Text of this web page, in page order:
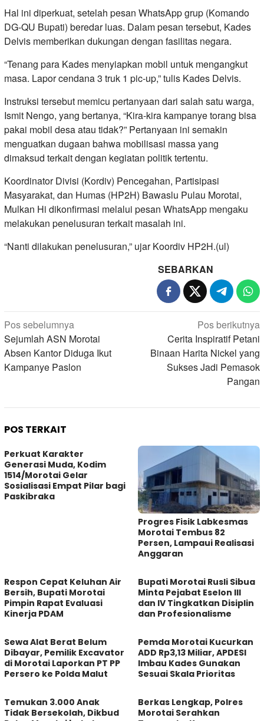
Hal ini diperkuat, setelah pesan WhatsApp grup (Komando
DG-QU Bupati) beredar luas. Dalam pesan tersebut, Kades
Delvis memberikan dukungan dengan fasilitas negara.
“Tenang para Kades menyiapkan mobil untuk mengangkut
masa. Lapor cendana 3 truk 1 pic-up,” tulis Kades Delvis.
Instruksi tersebut memicu pertanyaan dari salah satu warga,
Ismit Nengo, yang bertanya, “Kira-kira kampanye torang bisa
pakai mobil desa atau tidak?” Pertanyaan ini semakin
menguatkan dugaan bahwa mobilisasi massa yang
dimaksud terkait dengan kegiatan politik tertentu.
Koordinator Divisi (Kordiv) Pencegahan, Partisipasi
Masyarakat, dan Humas (HP2H) Bawaslu Pulau Morotai,
Mulkan Hi dikonfirmasi melalui pesan WhatsApp mengaku
melakukan penelusuran terkait masalah ini.
“Nanti dilakukan penelusuran,” ujar Koordiv HP2H.(ul)
SEBARKAN
Navigasi
pos
Pos sebelumnya
Sejumlah ASN Morotai
Absen Kantor Diduga Ikut
Kampanye Paslon
Pos berikutnya
Cerita Inspiratif Petani
Binaan Harita Nickel yang
Sukses Jadi Pemasok
Pangan
POS TERKAIT
Perkuat Karakter
Generasi Muda, Kodim
1514/Morotai Gelar
Sosialisasi Empat Pilar bagi
Paskibraka
Progres Fisik Labkesmas
Morotai Tembus 82
Persen, Lampaui Realisasi
Anggaran
Respon Cepat Keluhan Air
Bersih, Bupati Morotai
Pimpin Rapat Evaluasi
Kinerja PDAM
Bupati Morotai Rusli Sibua
Minta Pejabat Eselon III
dan IV Tingkatkan Disiplin
dan Profesionalisme
Sewa Alat Berat Belum
Dibayar, Pemilik Excavator
di Morotai Laporkan PT PP
Persero ke Polda Malut
Pemda Morotai Kucurkan
ADD Rp3,13 Miliar, APDESI
Imbau Kades Gunakan
Sesuai Skala Prioritas
Temukan 3.000 Anak
Tidak Bersekolah, Dikbud
Berkas Lengkap, Polres
Morotai Serahkan